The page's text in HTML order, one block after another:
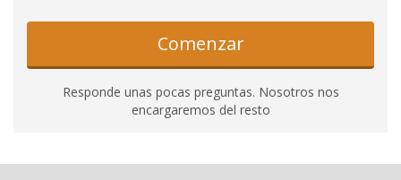
Comenzar
Responde unas pocas preguntas. Nosotros nos
encargaremos del resto